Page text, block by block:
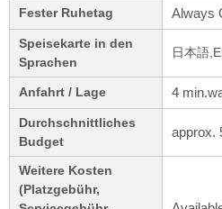
Fester Ruhetag Always
Speisekarte in den
Sprachen
日本語
Anfahrt / Lage 4
Durchschnittliches
Budget
approx.
Weitere Kosten
(Platzgebühr,